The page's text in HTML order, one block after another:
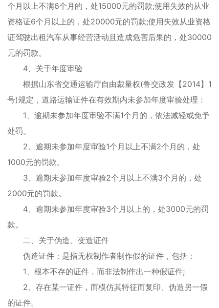
个月以上不满6个月的，处15000元的罚款;使用失效的从业
资格证6个月以上的，处20000元的罚款;使用失效从业资格
证驾驶出租汽车从事经营活动且造成危害后果的，处30000
元的罚款。
4、关于年度审验
根据山东省交通运输厅自由裁量权(鲁交政发【2014】1
号)规定，道路运输证件在有效期内未参加年度审验处理：
1、逾期未参加年度审验不满1个月的，依法减轻或免予
处罚。
2、逾期未参加年度审验1个月以上不满2个月的，处
1000元的罚款。
3、逾期未参加年度审验2个月以上不满3个月的，处
2000元的罚款。
4、逾期未参加年度审验3个月以上的，处3000元的罚
款。
二、关于伪造、变造证件
伪造证件：是指无权制作者制作假的证件，包括：
1、根本不存的证件，而非法制作出一种假证件;
2、存在某一证件，而模仿其特征而复印、伪造另一假
的证件。